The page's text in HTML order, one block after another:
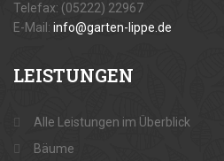
Telefax: (05222) 22967
E-Mail: info@garten-lippe.de
LEISTUNGEN
Alle Leistungen im Überblick
Bäume